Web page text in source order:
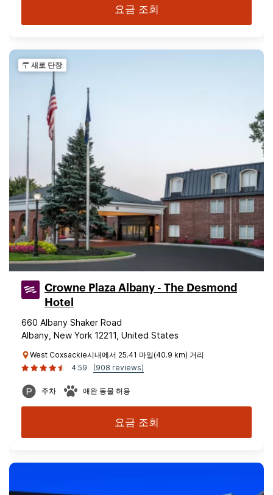
요금 조회
새로 단장
Crowne Plaza Albany - The Desmond
Hotel
660 Albany Shaker Road
Albany, New York 12211, United States
West Coxsackie시내에서 25.41 마일(40.9 km) 거리
4.59
(908 reviews)
주차 애완 동물 허용
요금 조회